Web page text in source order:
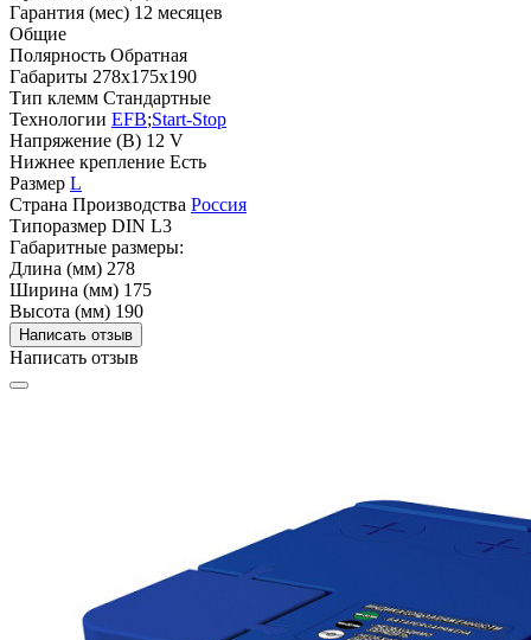
Гарантия (мес) 12 месяцев
Общие
Полярность Обратная
Габариты 278x175x190
Тип клемм Стандартные
Технологии EFB;Start-Stop
Напряжение (В) 12 V
Нижнее крепление Есть
Размер L
Страна Производства Россия
Типоразмер DIN L3
Габаритные размеры:
Длина (мм) 278
Ширина (мм) 175
Высота (мм) 190
Написать отзыв
Написать отзыв